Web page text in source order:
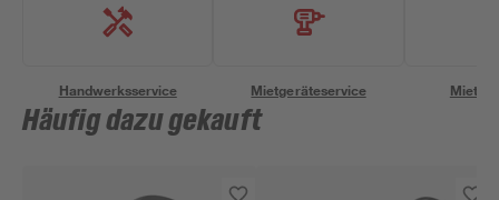
Handwerksservice Mietgeräteservice
Häufig dazu gekauft